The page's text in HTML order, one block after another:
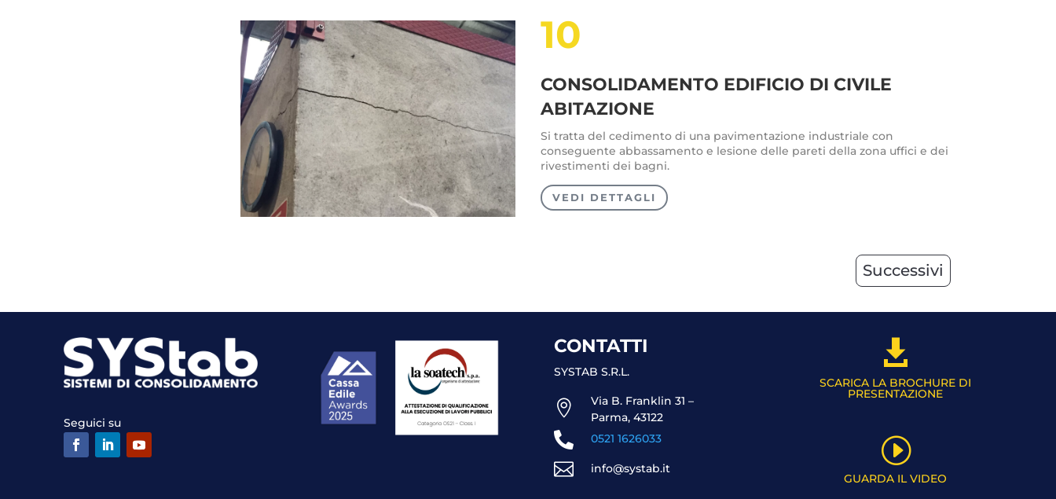
10
CONSOLIDAMENTO EDIFICIO DI CIVILE
ABITAZIONE
Si tratta del cedimento di una pavimentazione industriale con
conseguente abbassamento e lesione delle pareti della zona uffici e dei
rivestimenti dei bagni.
VEDI DETTAGLI
Successivi
Seguici su
CONTATTI
SYSTAB S.R.L.

Via B. Franklin 31 –
Parma, 43122
 0521 1626033
 info@systab.it

SCARICA LA BROCHURE DI
PRESENTAZIONE
I
GUARDA IL VIDEO